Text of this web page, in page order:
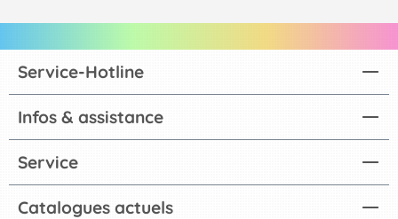
Catalogues actuels
Service-Hotline
Infos & assistance
Service